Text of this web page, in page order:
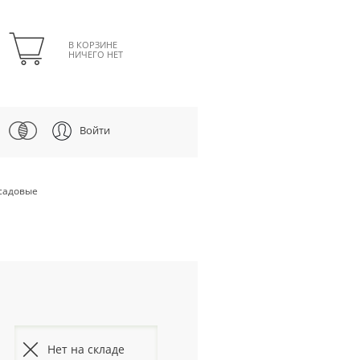
В КОРЗИНЕ
НИЧЕГО НЕТ
Войти
Нет на складе